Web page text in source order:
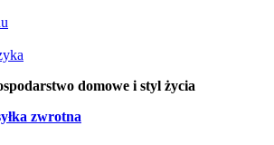
domowe i styl życia
zwrotna